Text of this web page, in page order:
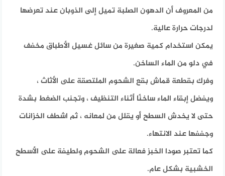
من المعروف أن الدهون الصلبة تميل إلى الذوبان عند تعرضها
لدرجات حرارة عالية.
يمكن استخدام كمية صغيرة من سائل غسيل الأطباقمخفف
في دلو من الماء الساخن.
وفرك بقطعة قماش بقع الشحوم الملتصقة على الأثاث ،
ويفضل إبقاء الماء ساخنًا أثناء التنظيف ، وتجنب الضغط بشدة
حتى لا يخدش السطح أو يقلل من لمعانه ، ثم اشطف الخزانات
وجففها عند الانتهاء.
كما تعتبرصودا الخبز فعالة على الشحوم ولطيفة على الأسطح
الخشبية بشكل عام.